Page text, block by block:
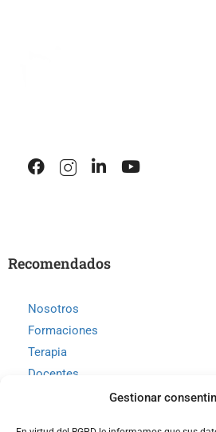
Gestionar
Recomendados
Nosotros
Formaciones
Terapia
Docentes